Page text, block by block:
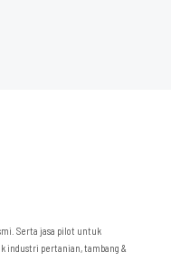
Serta jasa pilot untuk
industri pertanian, tambang &